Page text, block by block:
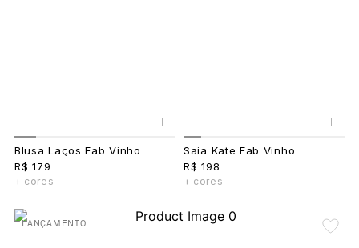
+
Blusa Laços Fab Vinho
R$ 179
+ cores
+
Saia Kate Fab Vinho
R$ 198
+ cores
LANÇAMENTO